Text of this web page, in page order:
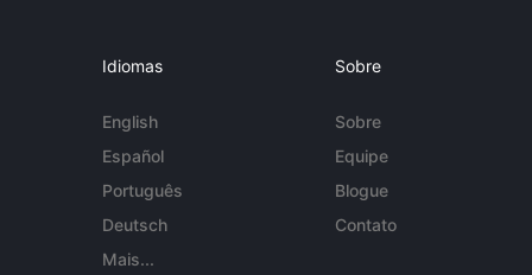
Idiomas
English
Español
Português
Deutsch
Mais...
Sobre
Sobre
Equipe
Blogue
Contato